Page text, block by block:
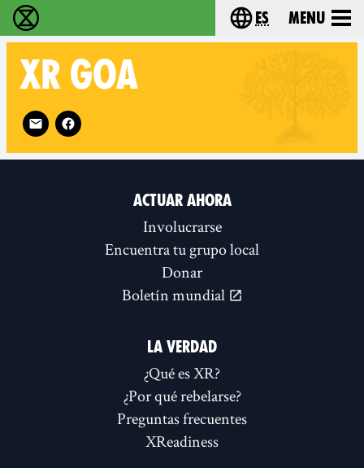
extinction rebellion - Home Choose your
es Menu
XR GOA
Follow XR Goa on
ACTUAR AHORA
Involucrarse
Encuentra tu grupo local
Donar
Boletín mundial
LA VERDAD
¿Qué es XR?
¿Por qué rebelarse?
Preguntas frecuentes
XReadiness